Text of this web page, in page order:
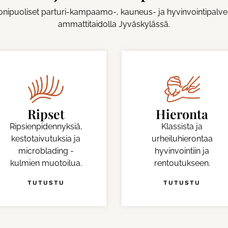
parturi-kampaamo-, kauneus- ja
ammattitaidolla Jyväskylässä.
Hieronta
Klassista ja
urheiluhierontaa
hyvinvointiin ja
rentoutukseen.
TUTUSTU
Kynnet
Rakennekynsiä ja
oman kynnen
geelausta kynsien
kaunistukseksi.
TUTUSTU